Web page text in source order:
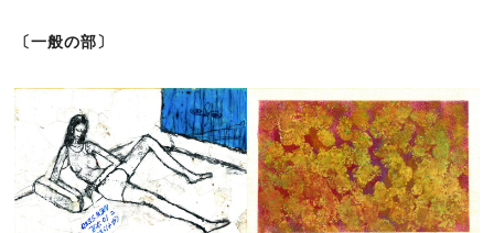
〔一般の部〕